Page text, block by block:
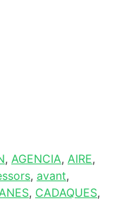
, AGENCIA, AIRE,
, avant,
, CADAQUES,